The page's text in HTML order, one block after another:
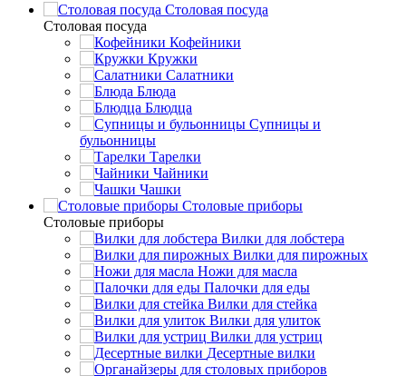
Столовая посуда
Столовая посуда
Кофейники
Кружки
Салатники
Блюда
Блюдца
Супницы и
бульонницы
Тарелки
Чайники
Чашки
Cтоловые приборы
Cтоловые приборы
Вилки для лобстера
Вилки для пирожных
Ножи для масла
Палочки для еды
Вилки для стейка
Вилки для улиток
Вилки для устриц
Десертные вилки